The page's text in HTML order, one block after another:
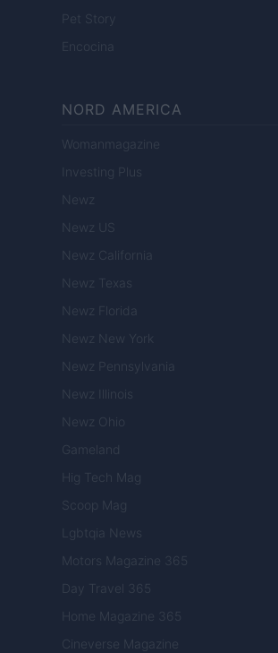
Pet Story
Encocina
NORD AMERICA
Womanmagazine
Investing Plus
Newz
Newz US
Newz California
Newz Texas
Newz Florida
Newz New York
Newz Pennsylvania
Newz Illinois
Newz Ohio
Gameland
Hig Tech Mag
Scoop Mag
Lgbtqia News
Motors Magazine 365
Day Travel 365
Home Magazine 365
Cineverse Magazine